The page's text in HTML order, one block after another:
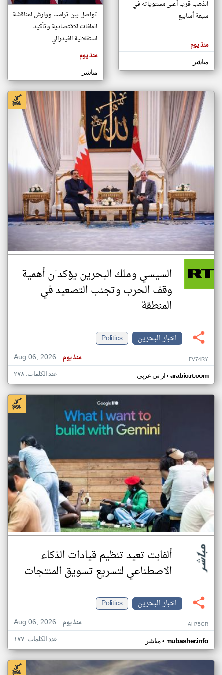
تغيير الدولة
اخبار البحرين على مدار الساعة
أهم اخبار البحرين العاجلة والمباشرة
المقالات
هنا عن
وجهة
نظر
الذهب قرب أعلى مستوياته في
سبعة أسابيع
منذ يوم
مباشر
تواصل بين ترامب ووارش لمناقشة
الملفات الاقتصادية وتأكيد
استقلالية الفيدرالي
منذ يوم
مباشر
السيسي وملك البحرين يؤكدان أهمية
وقف الحرب وتجنب التصعيد في
المنطقة
اخبار البحرين
Politics
Aug 06, 2026
منذ يوم FV74RY
ار تي عربي• arabic.rt.com عدد الكلمات: ٢٧٨
ألفابت تعيد تنظيم قيادات الذكاء
الاصطناعي لتسريع تسويق المنتجات
اخبار البحرين
Politics
Aug 06, 2026
منذ يوم AH75GR
مباشر• mubasher.info عدد الكلمات: ١٧٧
klyoum.com